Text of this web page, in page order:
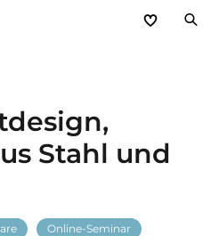
Stahl und
Online-Seminar